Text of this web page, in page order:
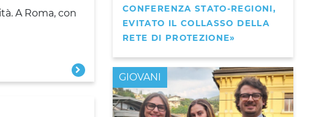
A Roma, con
CONFERENZA STATO-REGIONI,
EVITATO IL COLLASSO DELLA
RETE DI PROTEZIONE»
GIOVANI